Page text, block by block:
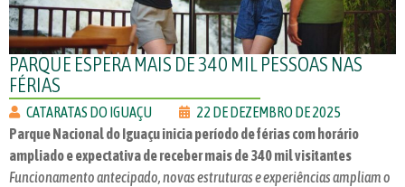
PARQUE ESPERA MAIS DE 340 MIL PESSOAS NAS
FÉRIAS
CATARATAS DO IGUAÇU
22 DE DEZEMBRO DE 2025
Parque Nacional do Iguaçu inicia período de férias com horário
ampliado e expectativa de receber mais de 340 mil visitantes
Funcionamento antecipado, novas estruturas e experiências ampliam o